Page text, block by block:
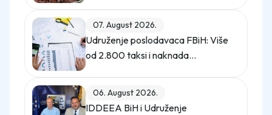
07. August 2026.
Udruženje poslodavaca FBiH: Više
od 2.800 taksi i naknada
06. August 2026.
IDDEEA BiH i Udruženje